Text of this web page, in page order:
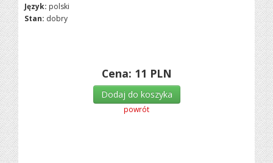
Język: polski
Stan: dobry
Cena: 11 PLN
Dodaj do koszyka
powrót